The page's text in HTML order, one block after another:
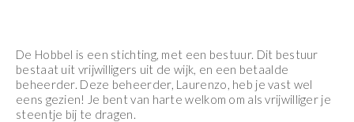
De Hobbel is een stichting, met een bestuur. Dit bestuur
bestaat uit vrijwilligers uit de wijk, en een betaalde
beheerder. Deze beheerder, Laurenzo, heb je vast wel
eens gezien! Je bent van harte welkom om als vrijwilliger je
steentje bij te dragen.